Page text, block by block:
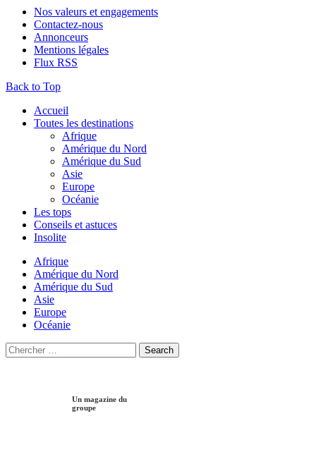
Nos valeurs et engagements
Contactez-nous
Annonceurs
Mentions légales
Flux RSS
Back to Top
Accueil
Toutes les destinations
Afrique
Amérique du Nord
Amérique du Sud
Asie
Europe
Océanie
Les tops
Conseils et astuces
Insolite
Afrique
Amérique du Nord
Amérique du Sud
Asie
Europe
Océanie
Search
for:
Search
Un magazine du
groupe